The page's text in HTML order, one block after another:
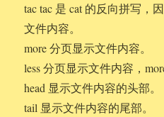
tac tac 是 cat 的反向拼写，
文件内容。
more 分页显示文件内容。
less 分页显示文件内容，
head 显示文件内容的头部。
tail 显示文件内容的尾部。